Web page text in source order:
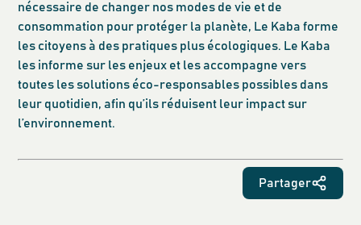
nécessaire de changer nos modes de vie et de
consommation pour protéger la planète, Le Kaba forme
les citoyens à des pratiques plus écologiques. Le Kaba
les informe sur les enjeux et les accompagne vers
toutes les solutions éco-responsables possibles dans
leur quotidien, afin qu’ils réduisent leur impact sur
l’environnement.
Partager